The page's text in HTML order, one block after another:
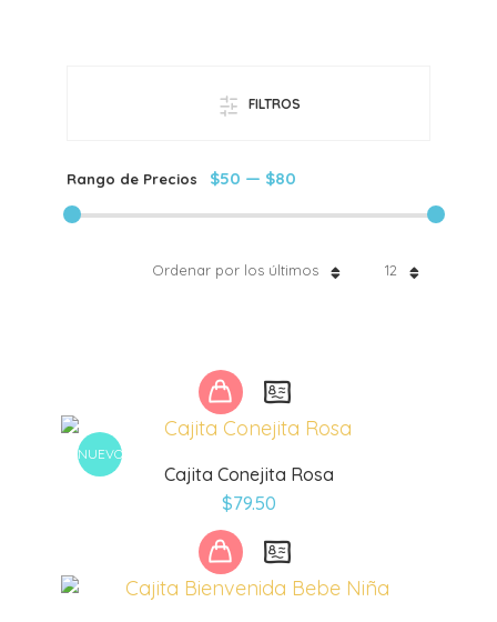
FILTROS
Rango de Precios $50 — $80
12
Ordenar por los últimos
Cajita Conejita Rosa
$79.50
NUEVO